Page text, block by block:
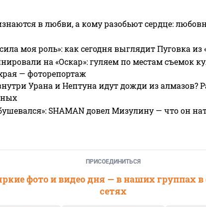
в любви, а кому разобьют сердце:
моя роль»: как сегодня выглядит Пуговка
на «Оскар»: гуляем по местам съемок
— фоторепортаж
Урана и Нептуна идут дожди из алмазов?
SHAMAN довел Мизулину — что он
ПРИСОЕДИНИТЬСЯ
фото и видео дня — в наших группах
сетях